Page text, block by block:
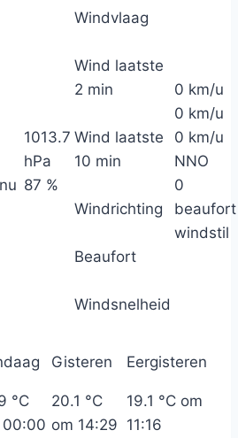
1013.7
hPa
87 %
Windvlaag
Wind laatste
2 min
Wind laatste
10 min
Windrichting
Beaufort
Windsnelheid
0 km/u
0 km/u
0 km/u
NNO
0
beaufort
windstil
Gisteren
Eergisteren
°C
00:00
20.1 °C
om 14:29
19.1 °C om
11:16